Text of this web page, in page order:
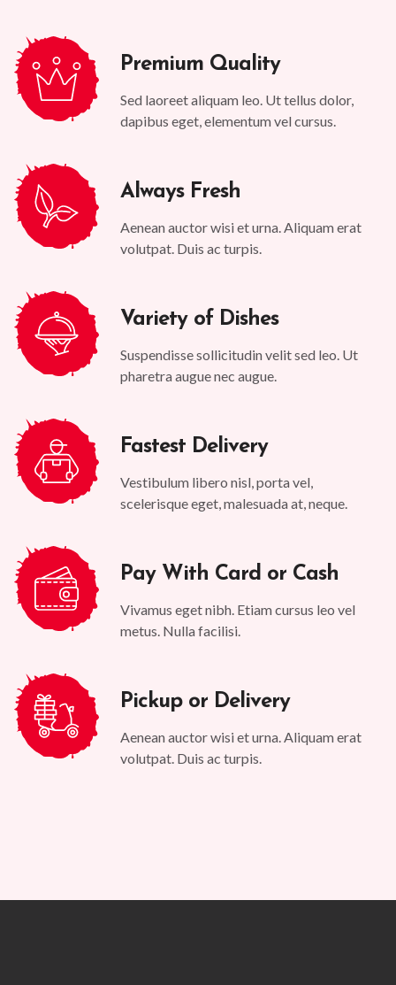
Premium Quality
Sed laoreet aliquam leo. Ut tellus dolor,
dapibus eget, elementum vel cursus.
Always Fresh
Aenean auctor wisi et urna. Aliquam erat
volutpat. Duis ac turpis.
Variety of Dishes
Suspendisse sollicitudin velit sed leo. Ut
pharetra augue nec augue.
Fastest Delivery
Vestibulum libero nisl, porta vel,
scelerisque eget, malesuada at, neque.
Pay With Card or Cash
Vivamus eget nibh. Etiam cursus leo vel
metus. Nulla facilisi.
Pickup or Delivery
Aenean auctor wisi et urna. Aliquam erat
volutpat. Duis ac turpis.